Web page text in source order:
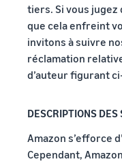
tiers. Si vous
que cela enfreint
invitons à suivre
réclamation
d’auteur figurant
DESCRIPTIONS DES
Amazon s’efforce
Cependant,